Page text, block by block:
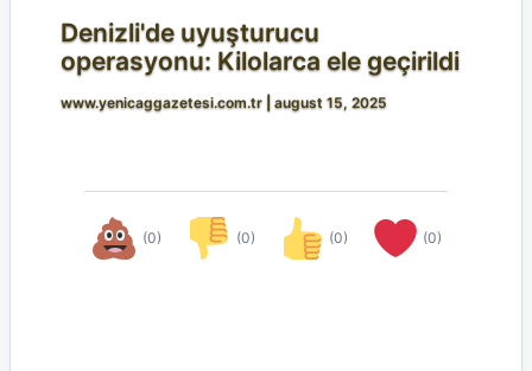
Denizli'de uyuşturucu
operasyonu: Kilolarca ele geçirildi
www.yenicaggazetesi.com.tr august 15, 2025
(0) (0) (0) (0)